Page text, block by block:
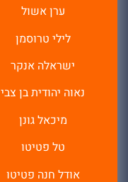
ערן אשול
לילי טרוסמן
ישראלה אנקר
נאוה יהודית בן צבי
מיכאל גונן
טל פטיטו
אודל חנה פטיטו